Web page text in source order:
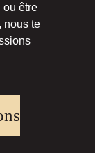
ou être
nous te